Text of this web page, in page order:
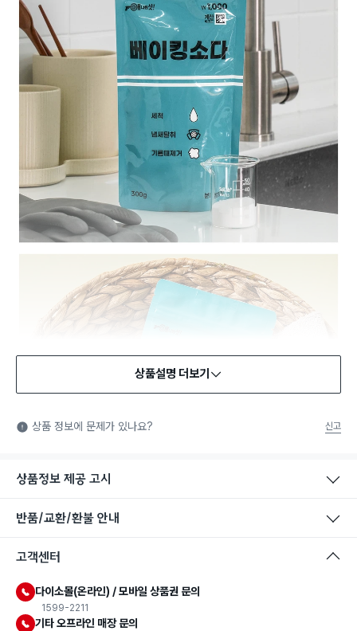
안전확인기준: 일상적인 생활 공간에 사용되는 화학제품 중에서
법에서 정한 안전기준에 적합함을 확인받은 제품을 의미합니다.
상품설명 더보기
상품 정보에 문제가 있나요? 신고
상품정보 제공 고시
반품/교환/환불 안내
고객센터
다이소몰(온라인) / 모바일 상품권 문의
1599-2211
기타 오프라인 매장 문의